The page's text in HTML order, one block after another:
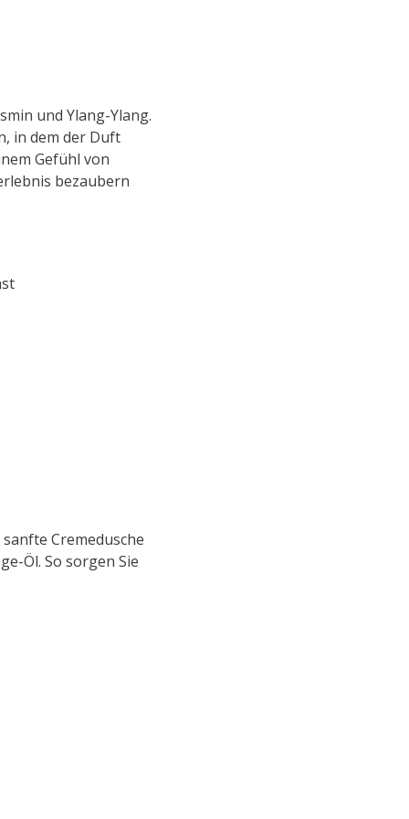
und Ylang-Ylang.
in dem der Duft
Gefühl von
bezaubern
Cremedusche
Öl. So sorgen Sie